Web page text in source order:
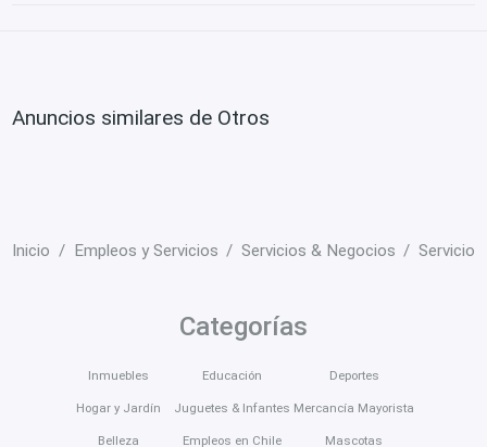
Anuncios similares de Otros
Inicio Empleos y Servicios Servicios & Negocios
Categorías
Inmuebles
Hogar y Jardín
Belleza
Educación
Juguetes & Infantes
Empleos en Chile
Deportes
Mercancía Mayorista
Mascotas